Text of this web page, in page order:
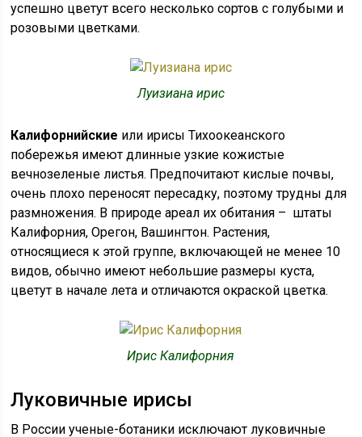
успешно цветут всего несколько сортов с голубыми и
розовыми цветками.
Луизиана ирис
Калифорнийские или ирисы Тихоокеанского
побережья имеют длинные узкие кожистые
вечнозеленые листья. Предпочитают кислые почвы,
очень плохо переносят пересадку, поэтому трудны для
размножения. В природе ареал их обитания – штаты
Калифорния, Орегон, Вашингтон. Растения,
относящиеся к этой группе, включающей не менее 10
видов, обычно имеют небольшие размеры куста,
цветут в начале лета и отличаются окраской цветка.
Ирис Калифорния
Луковичные ирисы
В России ученые-ботаники исключают луковичные